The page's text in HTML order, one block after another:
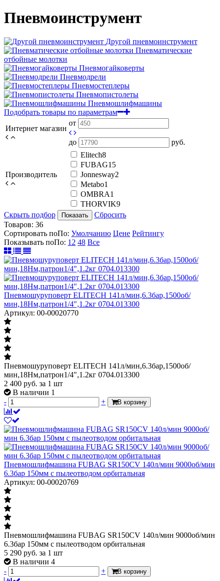
Пневмоинструмент
Другой пневмоинструмент
Пневматические
отбойные молотки
Пневмогайковерты
Пневмодрели
Пневмостеплеры
Пневмопистолеты
Пневмошлифмашины
Подобрать товары по параметрам
Интернет магазин
от
до руб.
Производитель
Elitech8
FUBAG15
Jonnesway2
Metabo1
OMBRA1
THORVIK9
Скрыть подбор
Показать
Сбросить
Товаров: 36
Сортировать поПо: Умолчанию Цене Рейтингу
Показывать поПо: 12 48 Все
Пневмошуруповерт ELITECH 141л/мин,6.3бар,1500об/
мин,18Нм,патрон1/4",1.2кг 0704.013300
Артикул: 00-00020770
Пневмошуруповерт ELITECH 141л/мин,6.3бар,1500об/
мин,18Нм,патрон1/4",1.2кг 0704.013300
2 400 руб. за 1 шт
В наличии 1
-
+ В корзину
Пневмошлифмашина FUBAG SR150CV 140л/мин 9000об/мин
6.3бар 150мм c пылеотводом орбитальная
Артикул: 00-00020769
Пневмошлифмашина FUBAG SR150CV 140л/мин 9000об/мин
6.3бар 150мм c пылеотводом орбитальная
5 290 руб. за 1 шт
В наличии 4
-
+ В корзину